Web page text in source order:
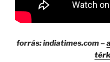
forrás: indiatimes.com –